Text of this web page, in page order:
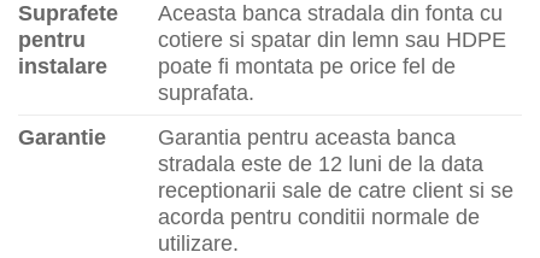
Suprafete
pentru
instalare
Aceasta banca stradala din fonta cu
cotiere si spatar din lemn sau HDPE
poate fi montata pe orice fel de
suprafata.
Garantie
Garantia pentru aceasta banca
stradala este de 12 luni de la data
receptionarii sale de catre client si se
acorda pentru conditii normale de
utilizare.